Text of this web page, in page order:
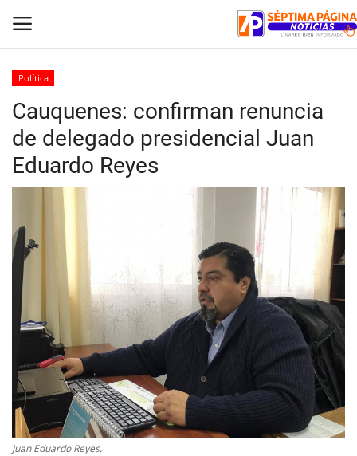
Inicio
Crónica
Policial
Tribunales
Deporte
Política
Espectáculos
Política
Cauquenes: confirman renuncia
de delegado presidencial Juan
Eduardo Reyes
Juan Eduardo Reyes.